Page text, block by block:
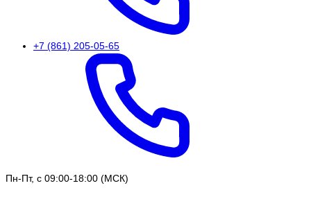
+7 (861) 205-05-65
Пн-Пт, с 09:00-18:00 (МСК)